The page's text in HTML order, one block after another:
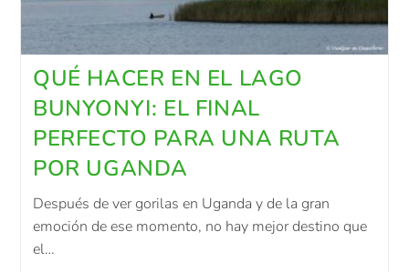
QUÉ HACER EN EL LAGO
BUNYONYI: EL FINAL
PERFECTO PARA UNA RUTA
POR UGANDA
Después de ver gorilas en Uganda y de la gran
emoción de ese momento, no hay mejor destino que
el…